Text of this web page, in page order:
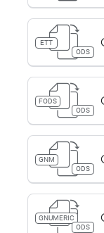
ETT
ODS
FODS
ODS
GNM
ODS
GNUMERIC
ODS